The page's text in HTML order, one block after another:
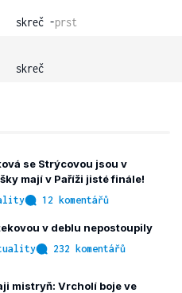
skreč -prst
skreč
se Strýcovou jsou v
mají v Paříži jisté finále!
12 komentářů
v deblu nepostoupily
232 komentářů
mistryň: Vrcholí boje ve